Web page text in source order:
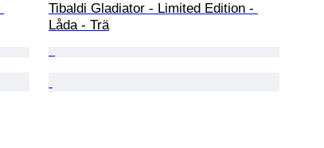
Tibaldi Gladiator - Limited Edition -
Låda - Trä